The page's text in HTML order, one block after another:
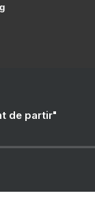
de partir"